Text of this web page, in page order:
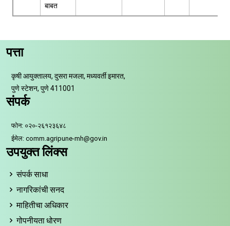
बाबत
पत्ता
कृषी आयुक्तालय, दुसरा मजला, मध्यवर्ती इमारत,
पुणे स्टेशन, पुणे 411001
संपर्क
फोन: ०२०-२६१२३६४८
ईमेल: comm.agripune-mh@gov.in
उपयुक्त लिंक्स
संपर्क साधा
नागरिकांची सनद
माहितीचा अधिकार
गोपनीयता धोरण